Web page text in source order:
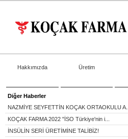
Hakkımızda Üretim
Diğer Haberler
NAZMİYE SEYFETTİN KOÇAK ORTAOKULU A...
KOÇAK FARMA 2022 "İSO Türkiye'nin i...
İNSÜLİN SERİ ÜRETİMİNE TALİBİZ!